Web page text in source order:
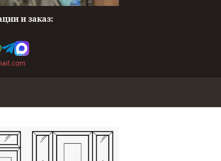
и заказ: